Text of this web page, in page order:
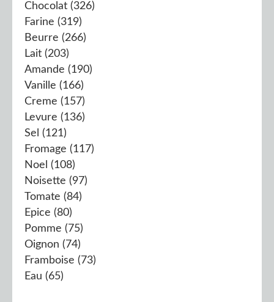
Chocolat (326)
Farine (319)
Beurre (266)
Lait (203)
Amande (190)
Vanille (166)
Creme (157)
Levure (136)
Sel (121)
Fromage (117)
Noel (108)
Noisette (97)
Tomate (84)
Epice (80)
Pomme (75)
Oignon (74)
Framboise (73)
Eau (65)